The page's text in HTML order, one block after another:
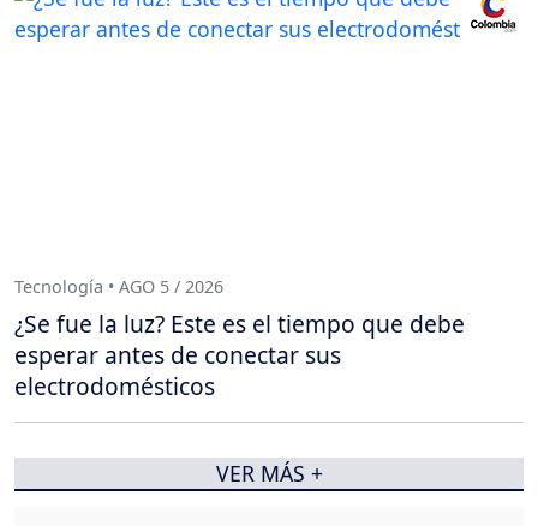
Tecnología • AGO 5 / 2026
¿Se fue la luz? Este es el tiempo que debe
esperar antes de conectar sus
electrodomésticos
VER MÁS +